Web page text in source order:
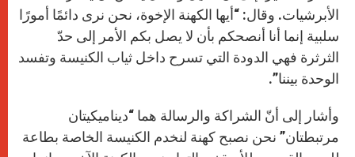
الأبرشيات. وقال: “أيها الكهنة الإخوة، نحن نرى دائمًا أمورًا
سلبية إنما أنا أنصحكم بأن لا يصل بكم الأمر إلى حدّ
الثرثرة فهي الدودة التي تسرح داخل ثياب الكنيسة وتفسد
الوحدة بيننا”.
وأشار إلى أنّ الشراكة والرسالة هما “ديناميكيتان
مرتبطتان” نحن نصبح كهنة لنخدم الكنيسة الخاصة بطاعة